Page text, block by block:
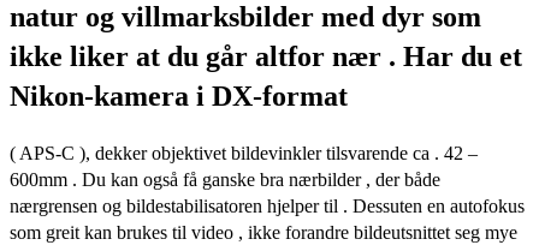
natur og villmarksbilder med dyr som
ikke liker at du går altfor nær . Har du et
Nikon-kamera i DX-format
( APS-C ), dekker objektivet bildevinkler tilsvarende ca . 42 –
600mm . Du kan også få ganske bra nærbilder , der både
nærgrensen og bildestabilisatoren hjelper til . Dessuten en autofokus
som greit kan brukes til video , ikke forandre bildeutsnittet seg mye